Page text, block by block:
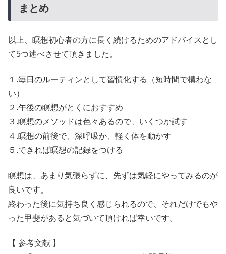
まとめ
以上、瞑想初心者の方に長く続けるためのアドバイスとし
て5つ述べさせて頂きました。
１.毎日のルーティンとして習慣化する（短時間で構わな
い）
２.午後の瞑想がとくにおすすめ
３.瞑想のメソッドは色々あるので、いくつか試す
４.瞑想の前後で、深呼吸か、軽く体を動かす
５.できれば瞑想の記録をつける
瞑想は、あまり気張らずに、先ずは気軽にやってみるのが
良いです。
終わった後に気持ち良く感じられるので、それだけでもや
った甲斐があると気づいて頂ければ幸いです。
【 参考文献 】